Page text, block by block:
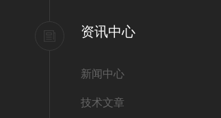
资讯中心
新闻中心
技术文章